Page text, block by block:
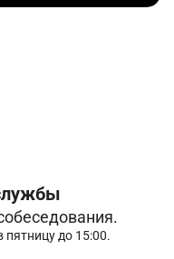
пятницу до 15:00.